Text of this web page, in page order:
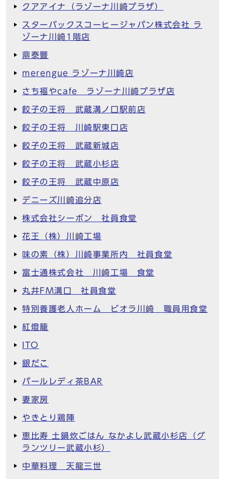
クアアイナ（ラゾーナ川崎プラザ）
スターバックスコーヒージャパン株式会社 ラ
ゾーナ川崎1階店
鼎泰豐
merengue ラゾーナ川崎店
さち福やcafe ラゾーナ川崎プラザ店
餃子の王将 武蔵溝ノ口駅前店
餃子の王将 川崎駅東口店
餃子の王将 武蔵新城店
餃子の王将 武蔵小杉店
餃子の王将 武蔵中原店
デニーズ川崎追分店
株式会社シーボン 社員食堂
花王（株）川崎工場
味の素（株）川崎事業所内 社員食堂
富士通株式会社 川崎工場 食堂
丸井FM溝口 社員食堂
特別養護老人ホーム ビオラ川崎 職員用食堂
紅燈籠
ITO
銀だこ
パールレディ茶BAR
妻家房
やきとり鶏陣
恵比寿 土鍋炊ごはん なかよし武蔵小杉店（グ
ランツリー武蔵小杉）
中華料理 天龍三世